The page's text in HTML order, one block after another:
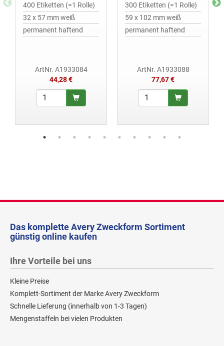
400 Etiketten (=1 Rolle)
32 x 57 mm weiß
permanent haftend
ArtNr. A1933084
44,28 €
300 Etiketten (=1 Rolle)
59 x 102 mm weiß
permanent haftend
ArtNr. A1933088
77,67 €
Das komplette Avery Zweckform Sortiment
günstig online kaufen
Ihre Vorteile bei uns
Kleine Preise
Komplett-Sortiment der Marke Avery Zweckform
Schnelle Lieferung (innerhalb von 1-3 Tagen)
Mengenstaffeln bei vielen Produkten